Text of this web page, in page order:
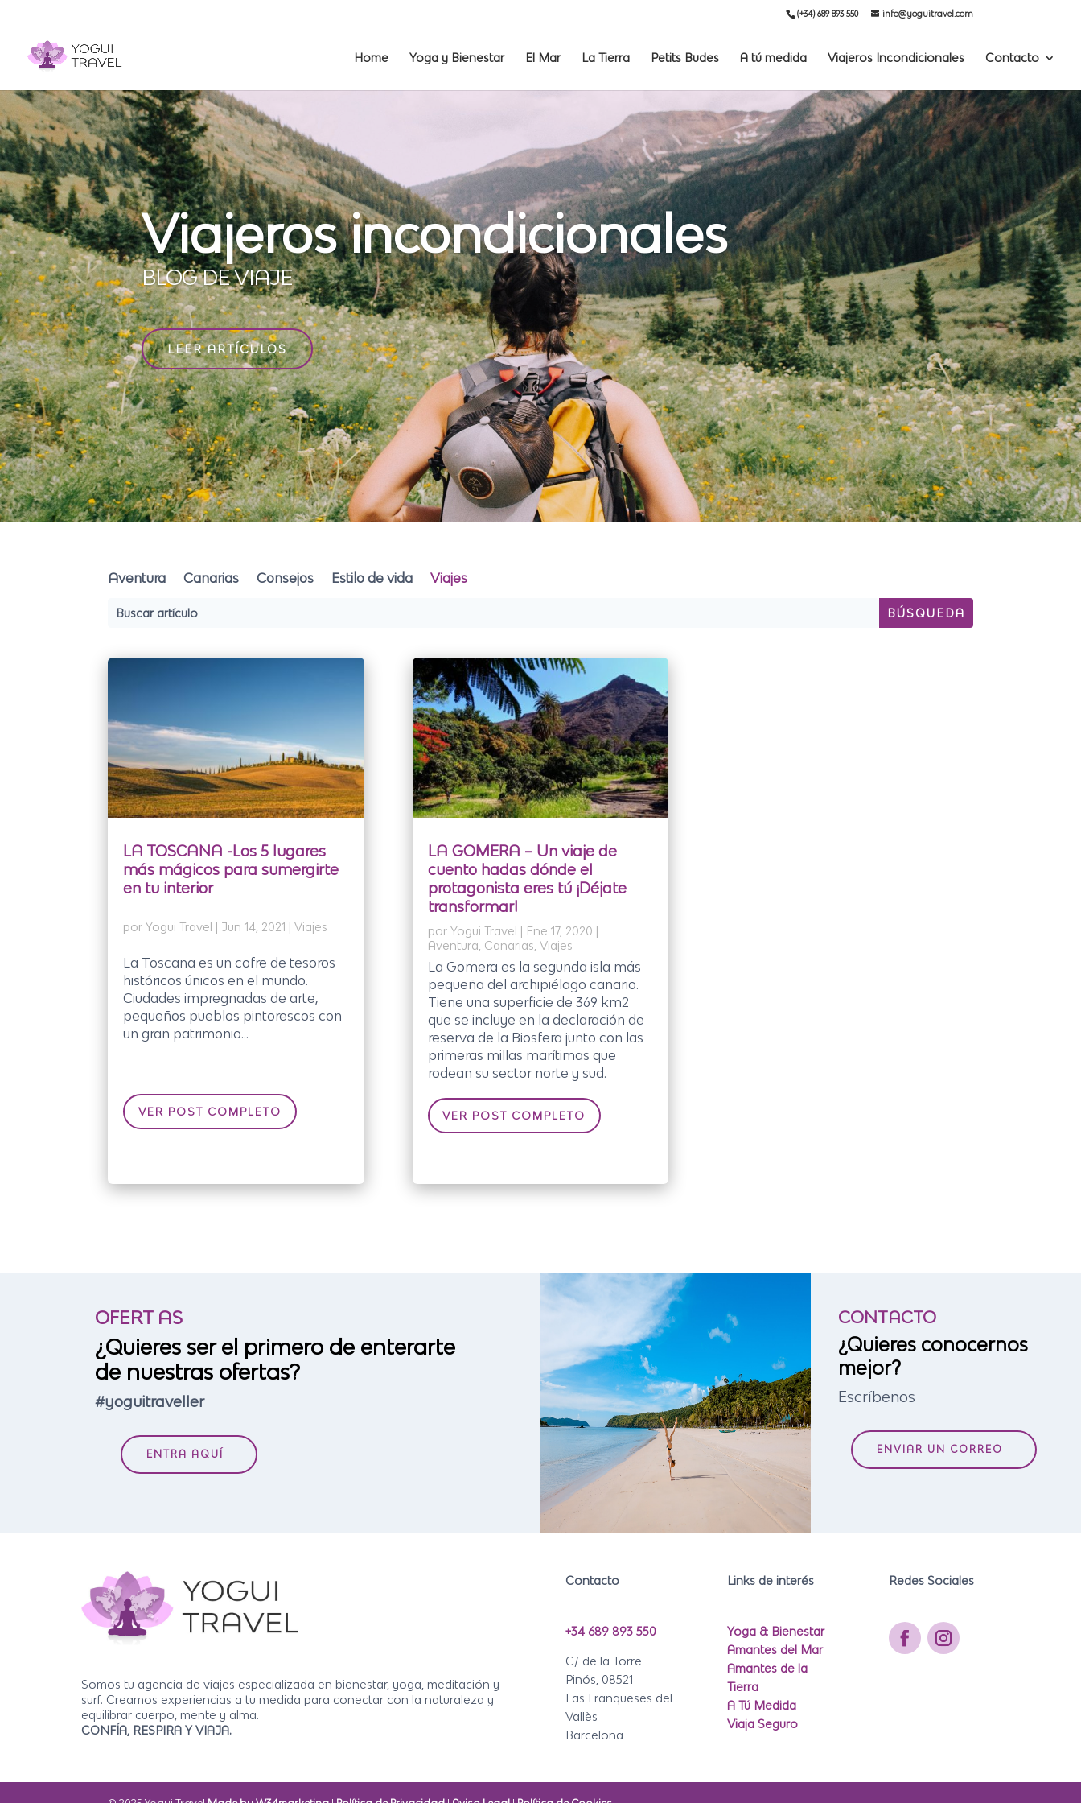
(+34) 689 893 550 info@yoguitravel.com
Home Yoga y Bienestar El Mar La Tierra Petits Budes A tú medida Viajeros Incondicionales Contacto
Viajeros incondicionales
BLOG DE VIAJE
LEER ARTÍCULOS
Aventura Canarias Consejos Estilo de vida Viajes
LA TOSCANA -Los 5 lugares
más mágicos para sumergirte
en tu interior
porYogui Travel | Jun 14, 2021 |Viajes
La Toscana es un cofre de tesoros
históricos únicos en el mundo.
Ciudades impregnadas de arte,
pequeños pueblos pintorescos con
un gran patrimonio...
VER POST COMPLETO
LA GOMERA – Un viaje de
cuento hadas dónde el
protagonista eres tú ¡Déjate
transformar!
por Yogui Travel | Ene 17, 2020 |
Aventura Canarias Viajes
La Gomera es la segunda isla más
pequeña del archipiélago canario.
Tiene una superficie de 369 km2
que se incluye en la declaración de
reserva de la Biosfera junto con las
primeras millas marítimas que
rodean su sector norte y sud.
VER POST COMPLETO
OFERT AS
¿Quieres ser el primero de enterarte
de nuestras ofertas?
#yoguitraveller
ENTRA AQUÍ
CONTACTO
¿Quieres conocernos
mejor?
Escríbenos
ENVIAR UN CORREO
Somos tu agencia de viajes especializada en bienestar, yoga, meditación y
surf. Creamos experiencias a tu medida para conectar con la naturaleza y
equilibrar cuerpo, mente y alma.
CONFÍA, RESPIRA Y VIAJA.
Contacto
+34 689 893 550
C/ de la Torre
Pinós, 08521
Las Franqueses del
Vallès
Barcelona
Links de interés
Yoga & Bienestar
Amantes del Mar
Amantes de la
Tierra
A Tú Medida
Viaja Seguro
Redes Sociales